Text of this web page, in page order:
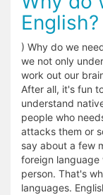
English?
) Why do we
we not only
work out our
After all, it's fun
understand
people who
attacks them or
say about a few
foreign language
person. That's
languages.